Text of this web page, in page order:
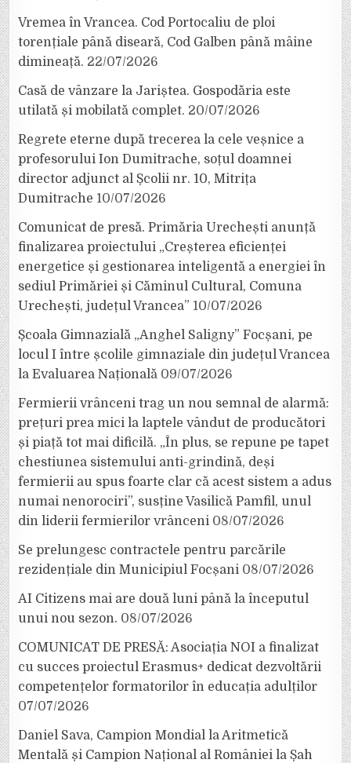
Vremea în Vrancea. Cod Portocaliu de ploi
torențiale până diseară, Cod Galben până mâine
dimineață. 22/07/2026
Casă de vânzare la Jariștea. Gospodăria este
utilată și mobilată complet. 20/07/2026
Regrete eterne după trecerea la cele veșnice a
profesorului Ion Dumitrache, soțul doamnei
director adjunct al Școlii nr. 10, Mitrița
Dumitrache 10/07/2026
Comunicat de presă. Primăria Urechești anunță
finalizarea proiectului „Creșterea eficienței
energetice și gestionarea inteligentă a energiei în
sediul Primăriei și Căminul Cultural, Comuna
Urechești, județul Vrancea” 10/07/2026
Școala Gimnazială „Anghel Saligny” Focșani, pe
locul I între școlile gimnaziale din județul Vrancea
la Evaluarea Națională 09/07/2026
Fermierii vrânceni trag un nou semnal de alarmă:
prețuri prea mici la laptele vândut de producători
și piață tot mai dificilă. „În plus, se repune pe tapet
chestiunea sistemului anti-grindină, deși
fermierii au spus foarte clar că acest sistem a adus
numai nenorociri”, susține Vasilică Pamfil, unul
din liderii fermierilor vrânceni 08/07/2026
Se prelungesc contractele pentru parcările
rezidențiale din Municipiul Focșani 08/07/2026
AI Citizens mai are două luni până la începutul
unui nou sezon. 08/07/2026
COMUNICAT DE PRESĂ: Asociația NOI a finalizat
cu succes proiectul Erasmus+ dedicat dezvoltării
competențelor formatorilor în educația adulților
07/07/2026
Daniel Sava, Campion Mondial la Aritmetică
Mentală și Campion Național al României la Șah